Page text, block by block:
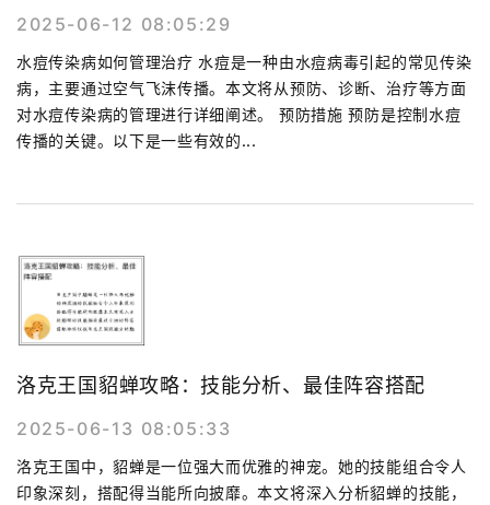
2025-06-12 08:05:29
水痘传染病如何管理治疗 水痘是一种由水痘病毒引起的常见传染
病，主要通过空气飞沫传播。本文将从预防、诊断、治疗等方面
对水痘传染病的管理进行详细阐述。 预防措施 预防是控制水痘
传播的关键。以下是一些有效的...
洛克王国貂蝉攻略：技能分析、最佳阵容搭配
2025-06-13 08:05:33
洛克王国中，貂蝉是一位强大而优雅的神宠。她的技能组合令人
印象深刻，搭配得当能所向披靡。本文将深入分析貂蝉的技能，